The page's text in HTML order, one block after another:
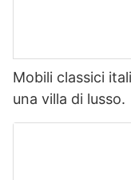
Mobili classici
una villa di lusso.